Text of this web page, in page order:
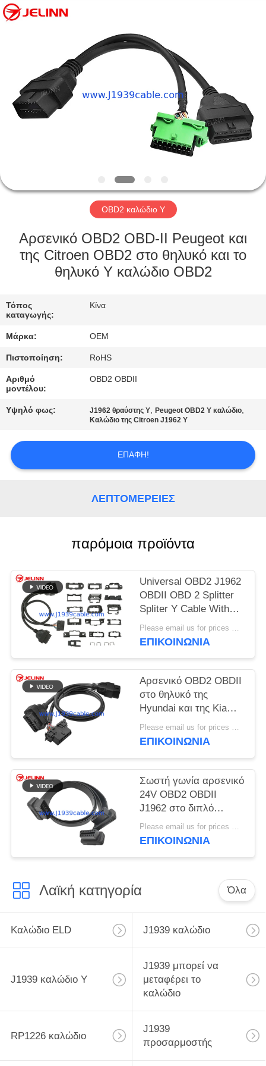
ΠΡΟΪΌΝΤΑ
ΓΎΡΟΣ
ΕΡΓΟΣΤΑΣΊΩΝ
ΠΟΙΟΤΙΚΌΣ
ΈΛΕΓΧΟΣ
ΜΑΣ
ΕΛΆΤΕ
ΕΠΑΦΉ
ΜΕ
ΈΝΑ
ΑΠΌΣΠΑΣΜΑ
PRIVACY
Co.,
Ltd..
All
OBD2 καλώδιο Υ
Αρσενικό OBD2 OBD-ΙΙ Peugeot και
της Citroen OBD2 στο θηλυκό και το
θηλυκό Υ καλώδιο OBD2
Τόπος
καταγωγής:
Κίνα
Μάρκα: OEM
Πιστοποίηση: RoHS
Αριθμό
μοντέλου:
OBD2 OBDII
Υψηλό φως: J1962 θραύστης Υ,Peugeot OBD2 Υ καλώδιο,
Καλώδιο της Citroen J1962 Υ
ΕΠΑΦΉ!
ΛΕΠΤΟΜΈΡΕΙΕΣ
παρόμοια προϊόντα
Universal OBD2 J1962
OBDII OBD 2 Splitter
Spliter Y Cable With
Multi Mounting
Brackets for All Car
Please email us for prices MOQ:100 τεμάχια
ΕΠΙΚΟΙΝΩΝΊΑ
Αρσενικό OBD2 OBDII
στο θηλυκό της
Hyundai και της Kia
OBD2 και το θηλυκό
καλώδιο θραυστών Υ
Please email us for prices MOQ:100 τεμ
ΕΠΙΚΟΙΝΩΝΊΑ
Σωστή γωνία αρσενικό
24V OBD2 OBDII
J1962 στο διπλό
θηλυκό επίπεδο
καλώδιο Υ
Please email us for prices MOQ:100 τεμ
ΕΠΙΚΟΙΝΩΝΊΑ
Λαϊκή κατηγορία Όλα
Καλώδιο ELD J1939 καλώδιο
J1939 καλώδιο Υ
J1939 μπορεί να
μεταφέρει το
καλώδιο
RP1226 καλώδιο
J1939
προσαρμοστής